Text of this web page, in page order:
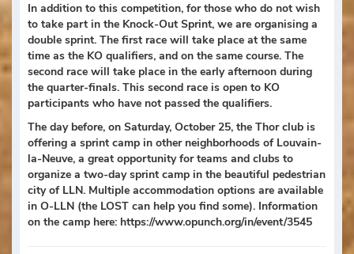
In addition to this competition, for those who do not wish
to take part in the Knock-Out Sprint, we are organising a
double sprint. The first race will take place at the same
time as the KO qualifiers, and on the same course. The
second race will take place in the early afternoon during
the quarter-finals. This second race is open to KO
participants who have not passed the qualifiers.
The day before, on Saturday, October 25, the Thor club is
offering a sprint camp in other neighborhoods of Louvain-
la-Neuve, a great opportunity for teams and clubs to
organize a two-day sprint camp in the beautiful pedestrian
city of LLN. Multiple accommodation options are available
in O-LLN (the LOST can help you find some). Information
on the camp here: https://www.opunch.org/in/event/3545